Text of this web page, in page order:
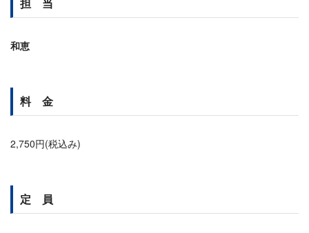
担 当
和恵
料 金
2,750円(税込み)
定 員